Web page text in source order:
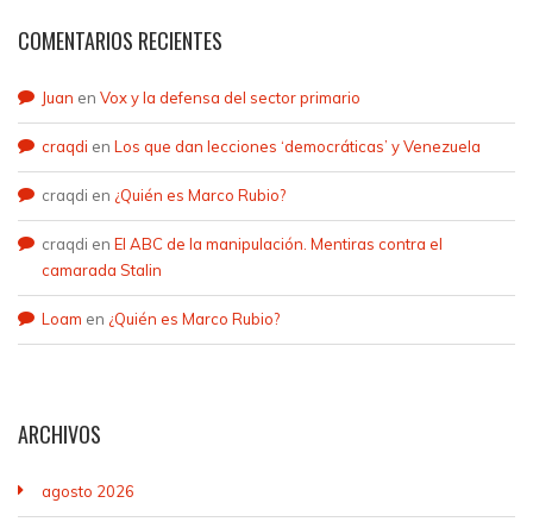
COMENTARIOS RECIENTES
Juan en Vox y la defensa del sector primario
craqdi en Los que dan lecciones ‘democráticas’ y Venezuela
craqdi en ¿Quién es Marco Rubio?
craqdi en El ABC de la manipulación. Mentiras contra el
camarada Stalin
Loam en ¿Quién es Marco Rubio?
ARCHIVOS
agosto 2026